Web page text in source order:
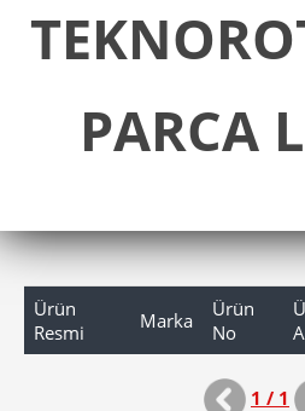
Forum
PARCA
Ürün
Resmi
Marka
Ürün
No
1 / 1